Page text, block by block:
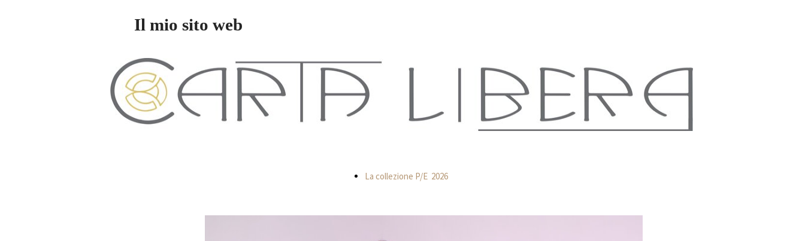
Il mio sito web
La collezione P/E 2026